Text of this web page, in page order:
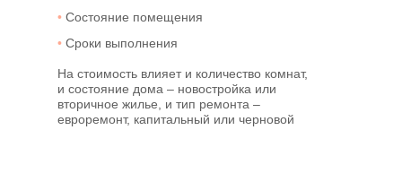
• Состояние помещения
• Сроки выполнения
На стоимость влияет и количество комнат,
и состояние дома – новостройка или
вторичное жилье, и тип ремонта –
евроремонт, капитальный или черновой